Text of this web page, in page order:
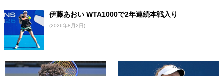
伊藤あおい WTA1000で2年連続本戦入り
(2026年8月2日)